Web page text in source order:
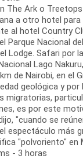
The Ark o
a otro hotel
al hotel Country
Parque Nacional
Lodge. Safari por
Lago
de Nairobi, en el
geológica y por
migratorias,
es por este
"cuando se
espectáculo más
"polvoriento" en
- 3 horas